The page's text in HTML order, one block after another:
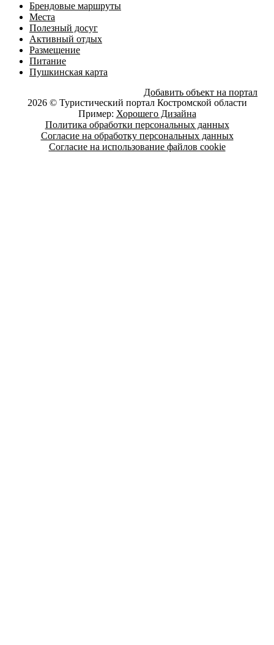
Брендовые маршруты
Места
Полезный досуг
Активный отдых
Размещение
Питание
Пушкинская карта
Добавить объект на портал
2026 © Туристический портал Костромской области
Пример: Хорошего Дизайна
Политика обработки персональных данных
Согласие на обработку персональных данных
Согласие на использование файлов cookie